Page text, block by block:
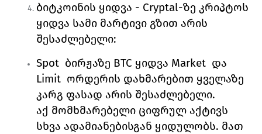
ბიტკოინის ყიდვა - Cryptal-ზე კრიპტოს
ყიდვა სამი მარტივი გზით არის
შესაძლებელი:
Spot ბირჟაზე BTC ყიდვა Market
Limit ორდერის დახმარებით ყველაზე
კარგ ფასად არის შესაძლებელი.
აქ მომხმარებელი ციფრულ აქტივს
სხვა ადამიანებისგან ყიდულობს. მათ